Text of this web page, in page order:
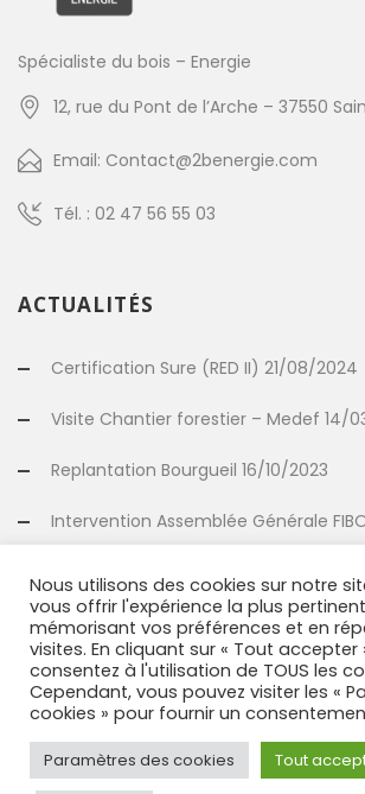
Spécialiste du bois – Energie
12, rue du Pont de l’Arche – 37550
Email: Contact@2benergie.com
Tél. : 02 47 56 55 03
ACTUALITÉS
Certification Sure (RED II) 21/08/2024
Visite Chantier forestier – Medef 14/
Replantation Bourgueil 16/10/2023
Intervention Assemblée Générale
Valorisation propriétaire (bois
02/05/2023
Nouveau partenariat de replantation
Langeais (37) 13/03/2023
INFORMATIONS
Nous utilisons des cookies sur notre
vous offrir l'expérience la plus
mémorisant vos préférences et en
visites. En cliquant sur « Tout accepter
consentez à l'utilisation de TOUS les
Cependant, vous pouvez visiter les «
cookies » pour fournir un
Paramètres des cookies Tout